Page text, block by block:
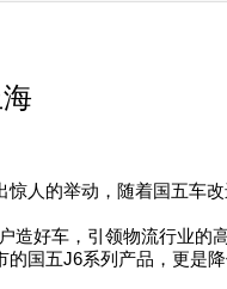
人的举动，随着国五车
造好车，引领物流行业
国五J6系列产品，更是